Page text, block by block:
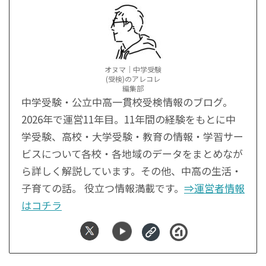
オヌマ｜中学受験
(受検)のアレコレ
編集部
中学受験・公立中高一貫校受検情報のブログ。
2026年で運営11年目。11年間の経験をもとに中
学受験、高校・大学受験・教育の情報・学習サー
ビスについて各校・各地域のデータをまとめなが
ら詳しく解説しています。その他、中高の生活・
子育ての話。 役立つ情報満載です。 ⇒運営者情報
はコチラ